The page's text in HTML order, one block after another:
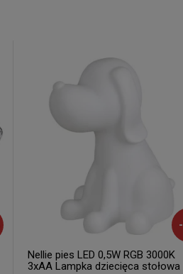
-
Nellie pies LED 0,5W RGB 3000K
3xAA Lampka dziecięca stołowa